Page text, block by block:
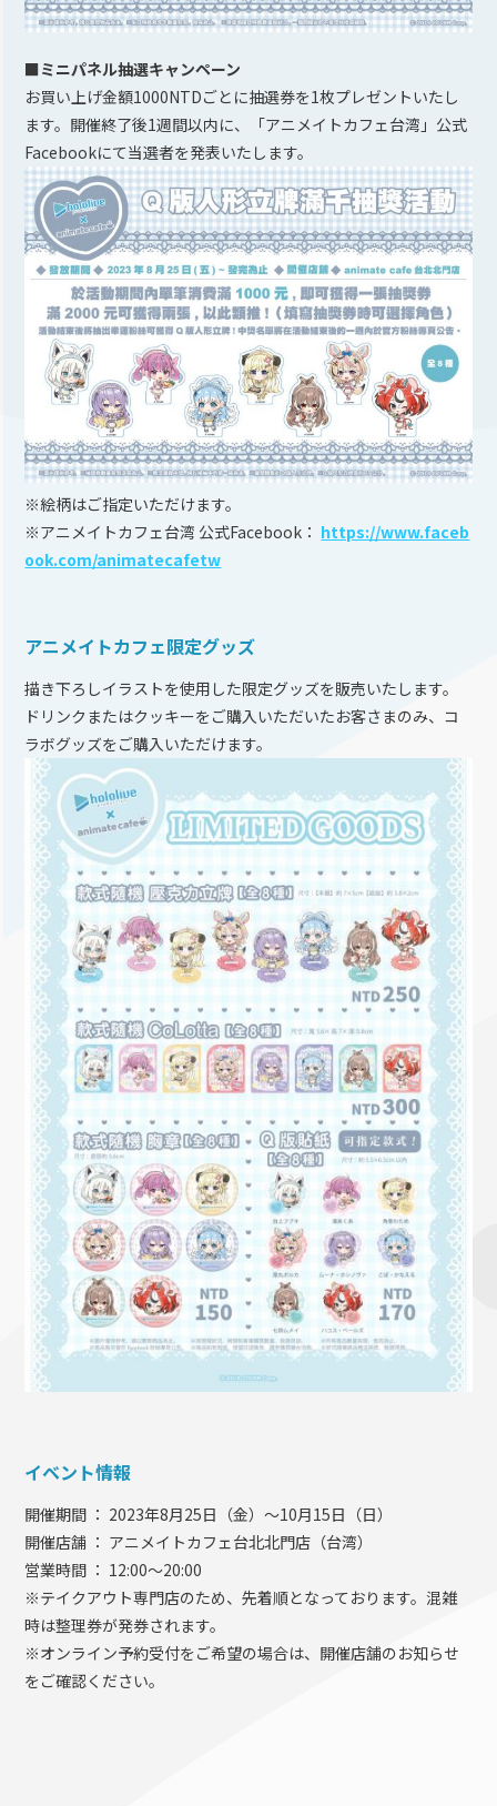
■ミニパネル抽選キャンペーン
お買い上げ金額1000NTDごとに抽選券を1枚プレゼントいたし
ます。開催終了後1週間以内に、「アニメイトカフェ台湾」公式
Facebookにて当選者を発表いたします。
※絵柄はご指定いただけます。
※アニメイトカフェ台湾 公式Facebook： https://www.faceb
ook.com/animatecafetw
アニメイトカフェ限定グッズ
描き下ろしイラストを使用した限定グッズを販売いたします。
ドリンクまたはクッキーをご購入いただいたお客さまのみ、コ
ラボグッズをご購入いただけます。
イベント情報
開催期間 ： 2023年8月25日（金）～10月15日（日）
開催店舗 ： アニメイトカフェ台北北門店（台湾）
営業時間 ： 12:00～20:00
※テイクアウト専門店のため、先着順となっております。混雑
時は整理券が発券されます。
※オンライン予約受付をご希望の場合は、開催店舗のお知らせ
をご確認ください。